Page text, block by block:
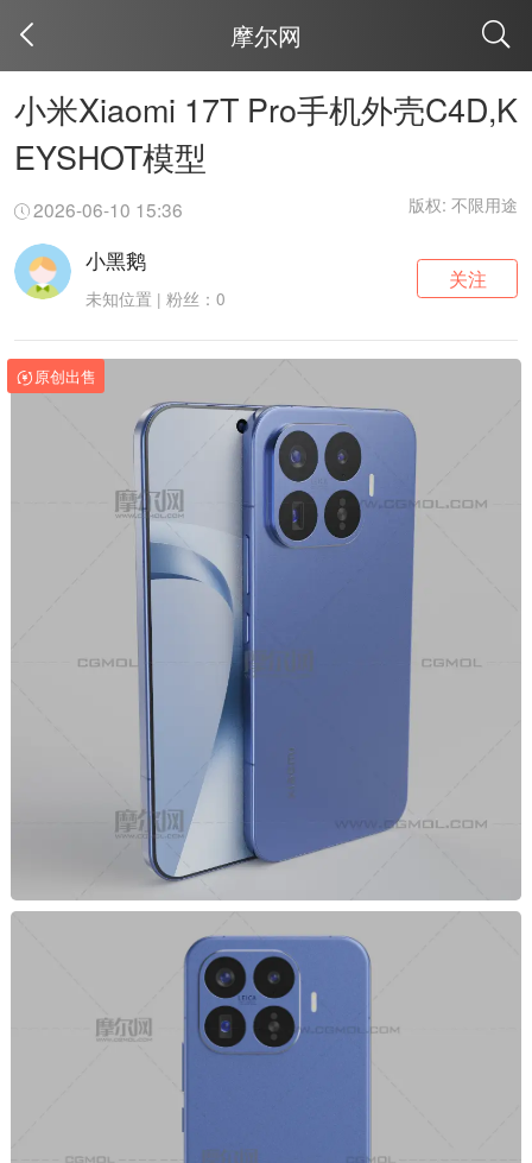
摩尔网
小米Xiaomi 17T Pro手机外壳C4D,K
EYSHOT模型
2026-06-10 15:36 版权: 不限用途
小黑鹅
未知位置 | 粉丝：0
关注
原创出售
取消